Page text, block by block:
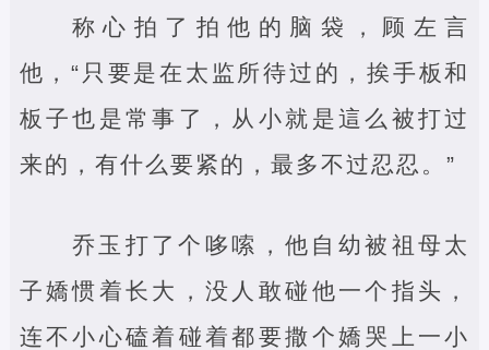
称心拍了拍他的脑袋，顾左言
他，“只要是在太监所待过的，挨手板和
板子也是常事了，从小就是這么被打过
来的，有什么要紧的，最多不过忍忍。”
乔玉打了个哆嗦，他自幼被祖母太
子嬌惯着长大，没人敢碰他一个指头，
连不小心磕着碰着都要撒个嬌哭上一小